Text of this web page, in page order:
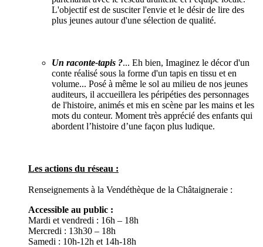
L'objectif est de susciter l'envie et le désir de lire des
plus jeunes autour d'une sélection de qualité.
Un raconte-tapis ?... Eh bien, Imaginez le décor d'un
conte réalisé sous la forme d'un tapis en tissu et en
volume... Posé à même le sol au milieu de nos jeunes
auditeurs, il accueillera les péripéties des personnages
de l'histoire, animés et mis en scène par les mains et les
mots du conteur. Moment très apprécié des enfants qui
abordent l’histoire d’une façon plus ludique.
Les actions du réseau :
Renseignements à la Vendéthèque de la Châtaigneraie :
Accessible au public :
Mardi et vendredi : 16h – 18h
Mercredi : 13h30 – 18h
Samedi : 10h-12h et 14h-18h